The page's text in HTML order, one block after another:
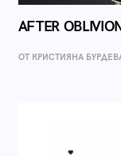
AFTER
ОТ КРИСТИЯНА